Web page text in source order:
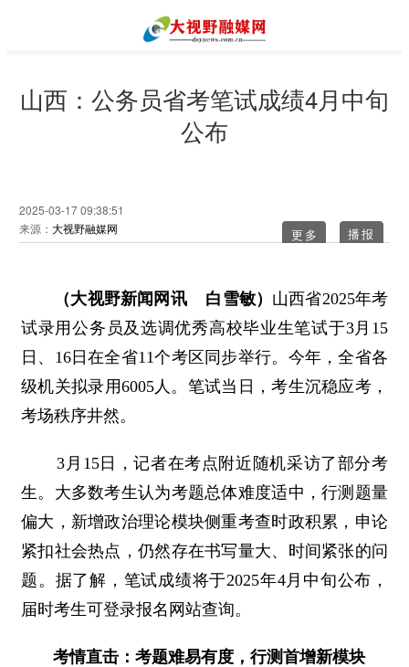
山西：公务员省考笔试成绩4月中旬
公布
2025-03-17 09:38:51
来源： 大视野融媒网 更多
（大视野新闻网讯 白雪敏） 山西省2025年考
试录用公务员及选调优秀高校毕业生笔试于3月15
日、16日在全省11个考区同步举行。今年，全省各
级机关拟录用6005人。笔试当日，考生沉稳应考，
考场秩序井然。
3月15日，记者在考点附近随机采访了部分考
生。大多数考生认为考题总体难度适中，行测题量
偏大，新增政治理论模块侧重考查时政积累，申论
紧扣社会热点，仍然存在书写量大、时间紧张的问
题。据了解，笔试成绩将于2025年4月中旬公布，
届时考生可登录报名网站查询。
考情直击：考题难易有度，行测首增新模块